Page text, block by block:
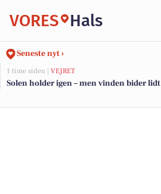
VORES Hals
Seneste nyt ›
1 time siden | VEJRET
Solen holder igen – men vinden bider lidt